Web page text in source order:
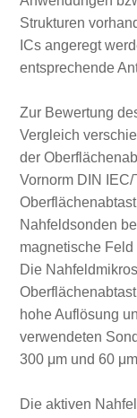
Strukturen
ICs angeregt
entsprechende
Zur Bewertung
Vergleich
der
Vornorm DIN
Nahfeldsonden
magnetische
Die
hohe Auflösung
verwendeten
300 μm und 60
Die aktiven